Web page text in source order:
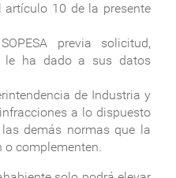
10 de la presente
previa solicitud,
le ha dado a sus datos
de Industria y
a lo dispuesto
demás normas que la
o complementen.